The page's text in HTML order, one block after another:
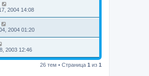
2004 14:08
2004 01:20
2003 12:46
26 тем • Страница 1 из 1